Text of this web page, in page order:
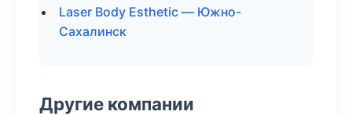
Laser Body Esthetic — Южно-
Сахалинск
Другие компании